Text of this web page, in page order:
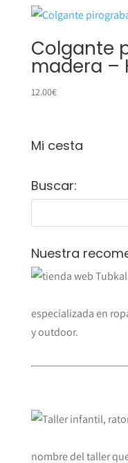
Colgante
madera –
12.00€
Mi cesta
Buscar:
Nuestra
especializada en
y outdoor.
nombre del taller